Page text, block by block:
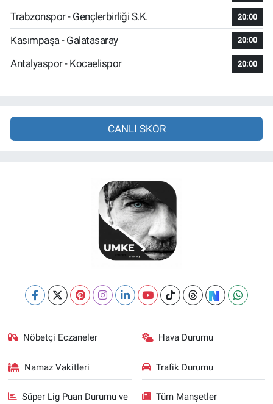
Trabzonspor - Gençlerbirliği S.K. 20:00
Kasımpaşa - Galatasaray 20:00
Antalyaspor - Kocaelispor 20:00
CANLI SKOR
Nöbetçi Eczaneler Hava Durumu
Namaz Vakitleri Trafik Durumu
Süper Lig Puan Durumu ve
Tüm Manşetler